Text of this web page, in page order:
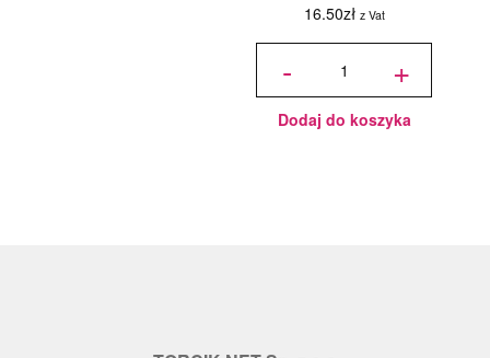
16.50zł z Vat
-
ilość
olejowy
Food
Zielony
Butelkowy
+
Dodaj do koszyka